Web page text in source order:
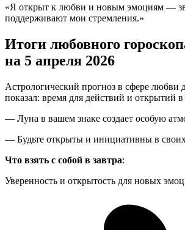
«Я открыт к любви и новым эмоциям —
поддерживают мои стремления.»
Итоги любовного
на 5 апреля 2026
Астрологический прогноз в сфере любви
показал: время для действий и открытий
— Луна в вашем знаке создает особую
— Будьте открыты и инициативны в
Что взять с собой в завтра:
Уверенность и открытость для новых